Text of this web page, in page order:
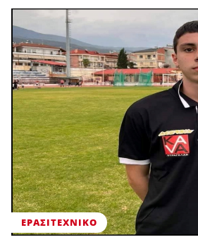
ΕΡΑΣΙΤΕΧΝΙΚΟ